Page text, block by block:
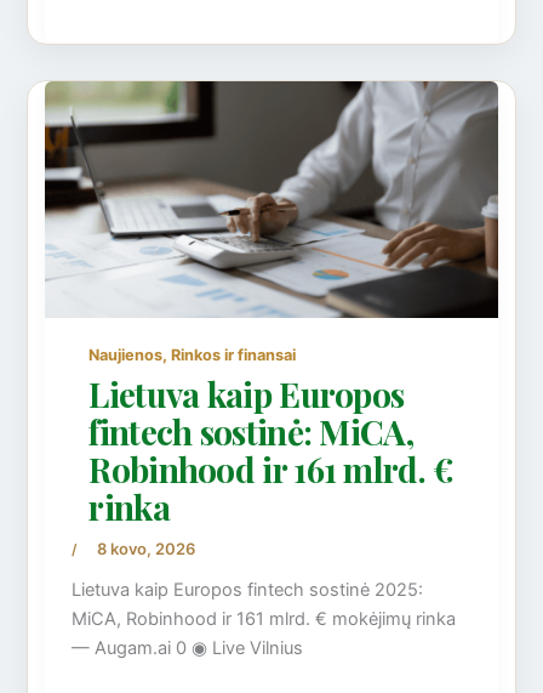
Naujienos,Rinkos ir finansai
Lietuva kaip Europos
fintech sostinė: MiCA,
Robinhood ir 161 mlrd. €
rinka
/ 8 kovo, 2026
Lietuva kaip Europos fintech sostinė 2025:
MiCA, Robinhood ir 161 mlrd. € mokėjimų rinka
— Augam.ai 0 ◉ Live Vilnius